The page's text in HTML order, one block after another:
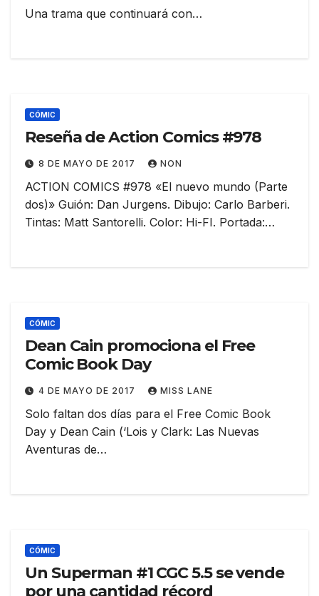
Una trama que continuará con…
CÓMIC
Reseña de Action Comics #978
8 DE MAYO DE 2017 NON
ACTION COMICS #978 «El nuevo mundo (Parte
dos)» Guión: Dan Jurgens. Dibujo: Carlo Barberi.
Tintas: Matt Santorelli. Color: Hi-FI. Portada:…
CÓMIC
Dean Cain promociona el Free
Comic Book Day
4 DE MAYO DE 2017 MISS LANE
Solo faltan dos días para el Free Comic Book
Day y Dean Cain (‘Lois y Clark: Las Nuevas
Aventuras de…
CÓMIC
Un Superman #1 CGC 5.5 se vende
por una cantidad récord